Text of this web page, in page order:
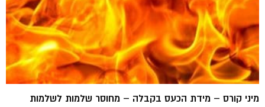
מיני קורס – מידת הכעס בקבלה – מחוסר שלמות לשלמות